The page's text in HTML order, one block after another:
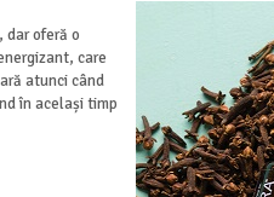
dar oferă o
care
atunci când
în același timp